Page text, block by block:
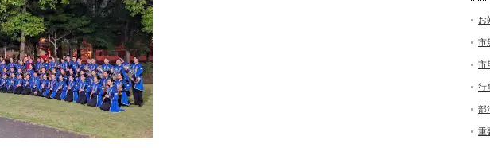
お
市
市
行
部
重